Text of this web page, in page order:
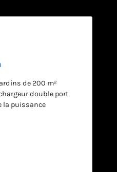
de 200 m²
double port
la puissance
de 30l ou le
coupe de 34 cm avec
sur mesure selon les
idéal pour les